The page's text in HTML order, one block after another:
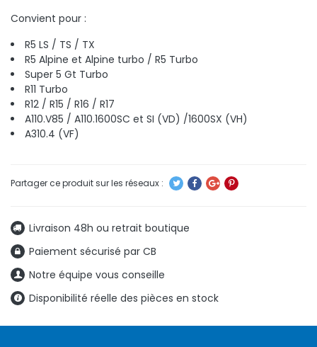
Convient pour :
R5 LS / TS / TX
R5 Alpine et Alpine turbo / R5 Turbo
Super 5 Gt Turbo
R11 Turbo
R12 / R15 / R16 / R17
A110.V85 / A110.1600SC et SI (VD) /1600SX (VH)
A310.4 (VF)
Livraison 48h ou retrait boutique
Paiement sécurisé par CB
Notre équipe vous conseille
Disponibilité réelle des pièces en stock